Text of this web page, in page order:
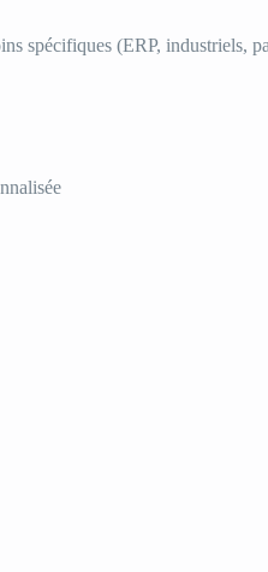
spécifiques (ERP, industriels,